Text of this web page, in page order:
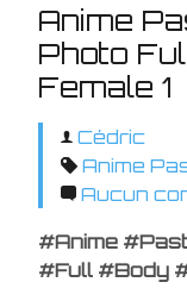
Anime
Photo
Female 1
Cédric
Anime
Aucun
#Anime
#Full #Body